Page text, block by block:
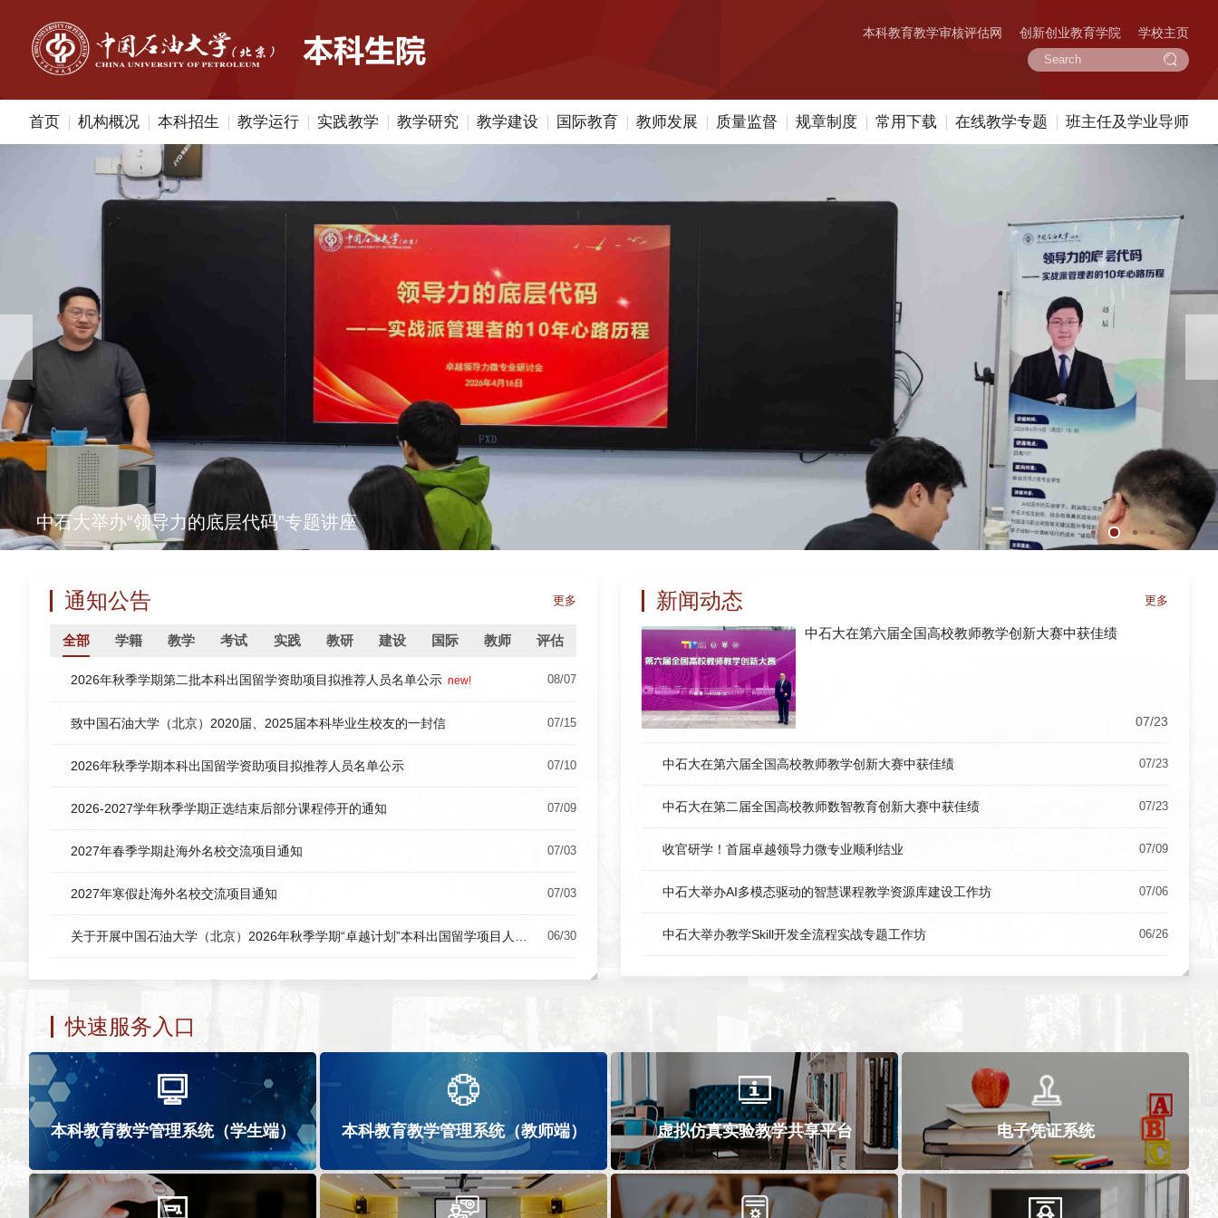
本科教育教学审核评估网 创新创业教育学院 学校主页
首页 机构概况 本科招生 教学运行 实践教学 教学研究 教学建设 国际教育 教师发展 质量监督 规章制度 常用下载 在线教学专题 班主任及学业导师
中石大举办“领导力的底层代码”专题讲座
更多
通知公告
全部 学籍 教学 考试 实践 教研 建设 国际 教师 评估
08/07
2026年秋季学期第二批本科出国留学资助项目拟推荐人员名单公示 new!
07/15
致中国石油大学（北京）2020届、2025届本科毕业生校友的一封信
07/10
2026年秋季学期本科出国留学资助项目拟推荐人员名单公示
07/09
2026-2027学年秋季学期正选结束后部分课程停开的通知
07/03
2027年春季学期赴海外名校交流项目通知
07/03
2027年寒假赴海外名校交流项目通知
06/30
更多
新闻动态
中石大在第六届全国高校教师教学创新大赛中获佳绩
07/23
07/23
中石大在第六届全国高校教师教学创新大赛中获佳绩
07/23
中石大在第二届全国高校教师数智教育创新大赛中获佳绩
07/09
收官研学！首届卓越领导力微专业顺利结业
07/06
中石大举办AI多模态驱动的智慧课程教学资源库建设工作坊
06/26
中石大举办教学Skill开发全流程实战专题工作坊
快速服务入口
本科教育教学管理系统（学生端） 本科教育教学管理系统（教师端） 虚拟仿真实验教学共享平台 电子凭证系统